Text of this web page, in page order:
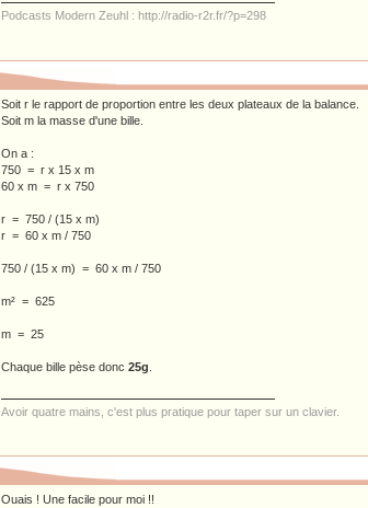
Podcasts Modern Zeuhl : http://radio-r2r.fr/?p=298
Soit r le rapport de proportion entre les deux plateaux de la balance.
Soit m la masse d'une bille.
On a :
750 = r x 15 x m
60 x m = r x 750
r = 750 / (15 x m)
r = 60 x m / 750
750 / (15 x m) = 60 x m / 750
m² = 625
m = 25
Chaque bille pèse donc 25g
Avoir quatre mains, c'est plus pratique pour taper sur un clavier.
Ouais ! Une facile pour moi !!